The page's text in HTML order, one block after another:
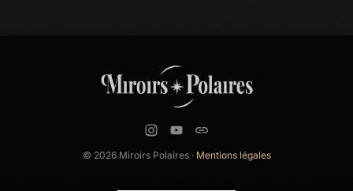
© 2026 Miroirs Polaires · Mentions légales